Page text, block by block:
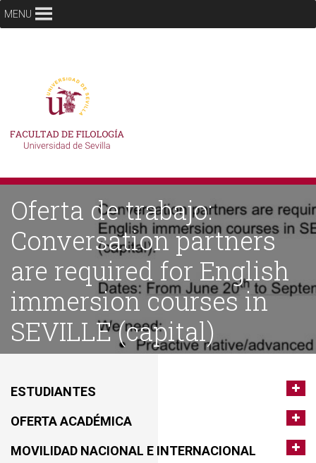
MENU
Oferta de trabajo:
Conversation partners
are required for English
immersion courses in
SEVILLE (capital)
ESTUDIANTES
OFERTA ACADÉMICA
MOVILIDAD NACIONAL E INTERNACIONAL